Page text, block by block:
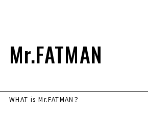
Mr.FATMAN
WHAT is Mr.FATMAN？